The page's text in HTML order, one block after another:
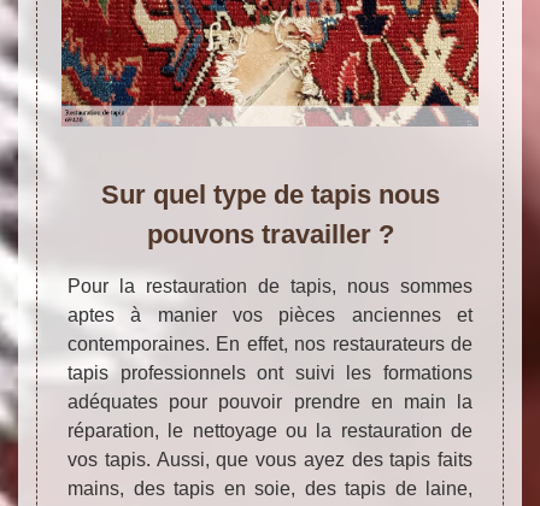
Sur quel type de tapis nous
pouvons travailler ?
Pour la restauration de tapis, nous sommes
aptes à manier vos pièces anciennes et
contemporaines. En effet, nos restaurateurs de
tapis professionnels ont suivi les formations
adéquates pour pouvoir prendre en main la
réparation, le nettoyage ou la restauration de
vos tapis. Aussi, que vous ayez des tapis faits
mains, des tapis en soie, des tapis de laine,